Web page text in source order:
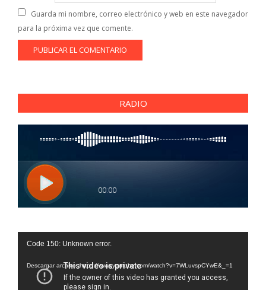
Guarda mi nombre, correo electrónico y web en este navegador
para la próxima vez que comente.
RADIO
Reproductor
vídeo
Code 150: Unknown error.
Descargar archivo: https://www.youtube.com/watch?v=7WLuvspCYwE&_=1